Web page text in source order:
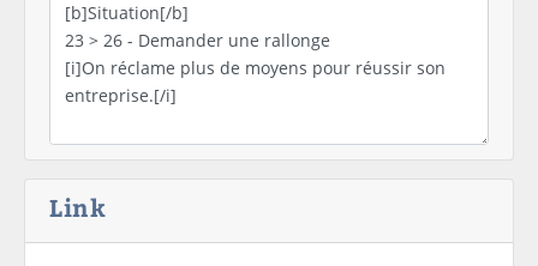
Link